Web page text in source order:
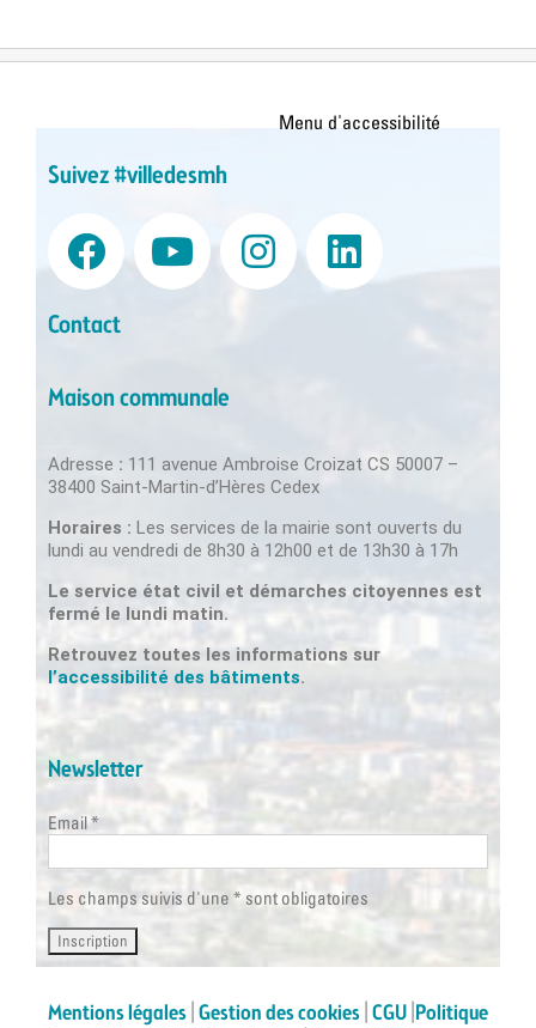
Suivez #villedesmh
Contact
Maison communale
Adresse : 111 avenue Ambroise Croizat CS 50007 –
38400 Saint-Martin-d’Hères Cedex
Horaires : Les services de la mairie sont ouverts du
lundi au vendredi de 8h30 à 12h00 et de 13h30 à 17h
Le service état civil et démarches citoyennes est
fermé le lundi matin.
Retrouvez toutes les informations sur
l’accessibilité des bâtiments.
Newsletter
Email *
Les champs suivis d'une * sont obligatoires
Mentions légales Gestion des cookies CGU Politique